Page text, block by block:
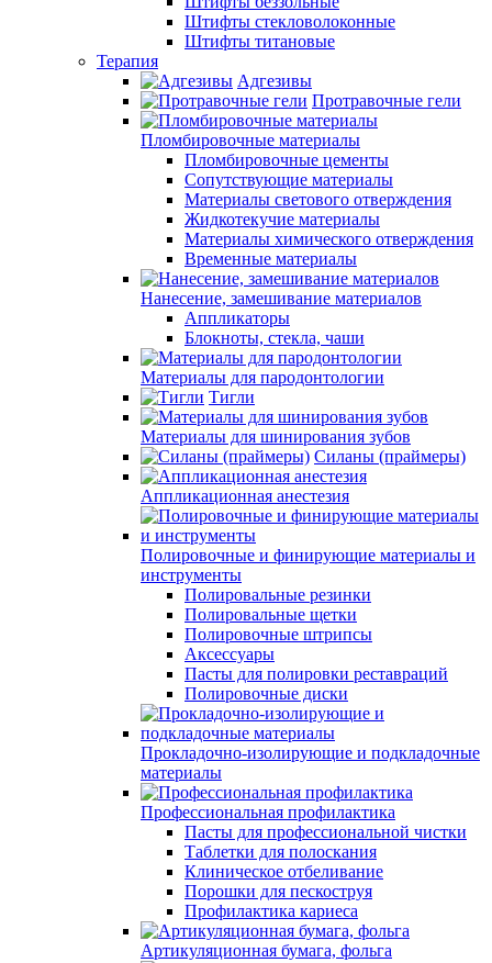
Штифты стекловолоконные
Штифты титановые
Терапия
Адгезивы
Протравочные гели
Пломбировочные материалы
Пломбировочные цементы
Сопутствующие материалы
Материалы светового отверждения
Жидкотекучие материалы
Материалы химического отверждения
Временные материалы
Нанесение, замешивание материалов
Аппликаторы
Блокноты, стекла, чаши
Материалы для пародонтологии
Тигли
Материалы для шинирования зубов
Силаны (праймеры)
Аппликационная анестезия
Полировочные и финирующие материалы и
инструменты
Полировальные резинки
Полировальные щетки
Полировочные штрипсы
Аксессуары
Пасты для полировки реставраций
Полировочные диски
Прокладочно-изолирующие и подкладочные
материалы
Профессиональная профилактика
Пасты для профессиональной чистки
Таблетки для полоскания
Клиническое отбеливание
Порошки для пескоструя
Профилактика кариеса
Артикуляционная бумага, фольга